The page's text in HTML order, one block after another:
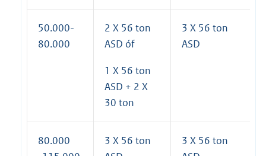
50.000-
80.000
2 X 56 ton
ASD óf
1 X 56 ton
ASD + 2 X
30 ton
3 X 56 ton
ASD
80.000
3 X 56 ton
3 X 56 ton